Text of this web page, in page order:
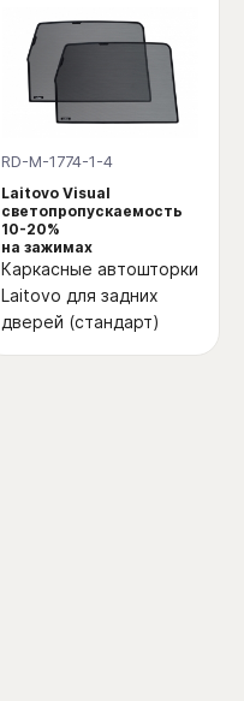
RD-M-1774-1-4
Laitovo Visual
светопропускаемость
10-20%
на зажимах
Каркасные автошторки
Laitovo для задних
дверей (стандарт)